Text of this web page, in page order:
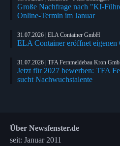
Große Nachfrage nach "KI-
Online-Termin im Januar
31.07.2026 | ELA Container GmbH
ELA Container eröffnet eigenen
31.07.2026 | TFA Fernmeldebau Kron
Jetzt für 2027 bewerben: TFA
sucht Nachwuchstalente
Über Newsfenster.de
seit: Januar 2011